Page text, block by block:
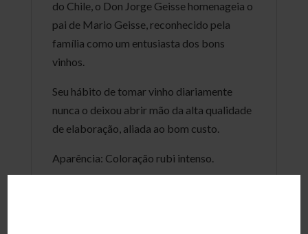
do Chile, o Don Jorge Geisse homenageia o
pai de Mario Geisse, reconhecido pela
família como um entusiasta dos bons
vinhos.
Seu hábito de tomar vinho diariamente
nunca o deixou abrir mão da alta qualidade
de elaboração, aliada ao bom custo.
Aparência: Coloração rubi intenso.